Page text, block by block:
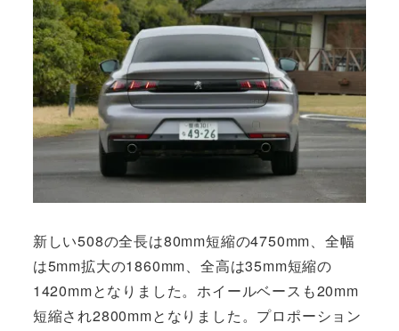
新しい508の全長は80mm短縮の4750mm、全幅
は5mm拡大の1860mm、全高は35mm短縮の
1420mmとなりました。ホイールベースも20mm
短縮され2800mmとなりました。プロポーション